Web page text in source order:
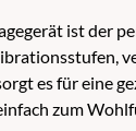
ist der
es für eine
zum